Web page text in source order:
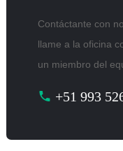
Contáctante con
llame a la oficina
un miembro del
+51 993